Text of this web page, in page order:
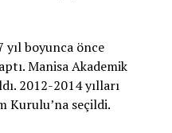
yıl boyunca önce
Manisa Akademik
2012-2014 yılları
Kurulu’na seçildi.